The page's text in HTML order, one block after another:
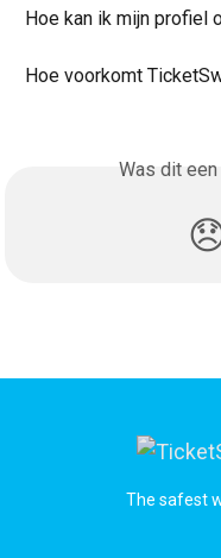
Hoe kan ik mijn profiel
Hoe voorkomt
Was dit
The safest